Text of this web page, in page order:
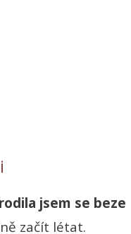
jsem se beze
začít létat.